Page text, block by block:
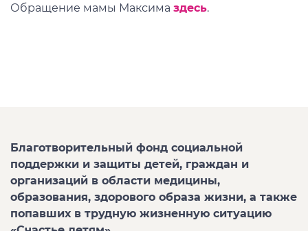
Обращение мамы Максима здесь.
Благотворительный фонд социальной
поддержки и защиты детей, граждан и
организаций в области медицины,
образования, здорового образа жизни, а также
попавших в трудную жизненную ситуацию